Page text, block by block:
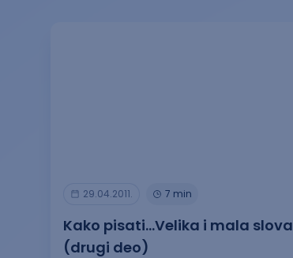
29.04.2011. 7 min
Kako pisati…Velika i mala slova
(drugi deo)